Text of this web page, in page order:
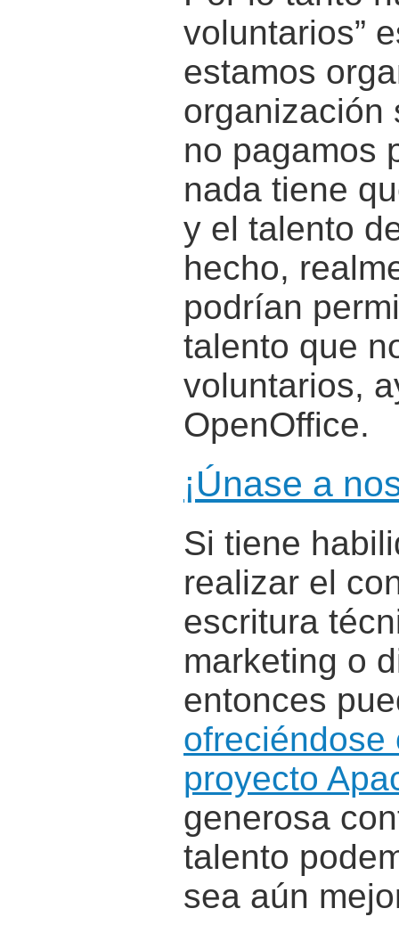
voluntarios”
estamos
organización
no pagamos
nada tiene
y el talento
hecho,
podrían
talento que
voluntarios,
OpenOffice.
¡Únase a
Si tiene
realizar el
escritura
marketing o
entonces
ofreciéndose
proyecto
generosa
talento
sea aún